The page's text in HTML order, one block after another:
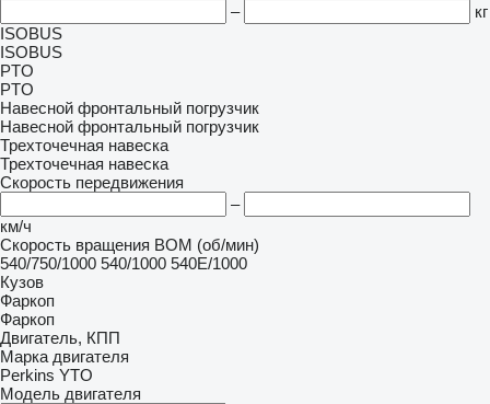
–
кг
ISOBUS
ISOBUS
PTO
PTO
Навесной фронтальный погрузчик
Навесной фронтальный погрузчик
Трехточечная навеска
Трехточечная навеска
Скорость передвижения
–
км/ч
Скорость вращения ВОМ (об/мин)
540/750/1000 540/1000 540E/1000
Кузов
Фаркоп
Фаркоп
Двигатель, КПП
Марка двигателя
Perkins YTO
Модель двигателя